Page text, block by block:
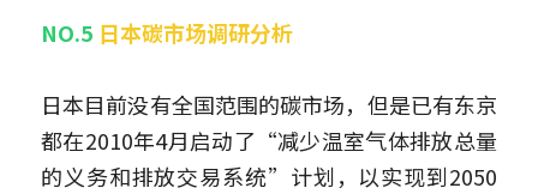
NO.5 日本碳市场调研分析
日本目前没有全国范围的碳市场，但是已有东京
都在2010年4月启动了“减少温室气体排放总量
的义务和排放交易系统”计划，以实现到2050